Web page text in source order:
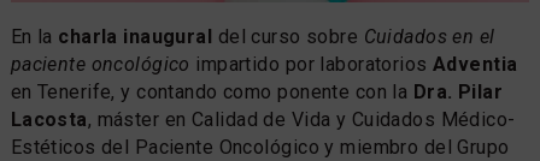
En la charla inaugural del curso sobre Cuidados en el
paciente oncológico impartido por laboratorios Adventia
en Tenerife, y contando como ponente con la Dra. Pilar
Lacosta, máster en Calidad de Vida y Cuidados Médico-
Estéticos del Paciente Oncológico y miembro del Grupo